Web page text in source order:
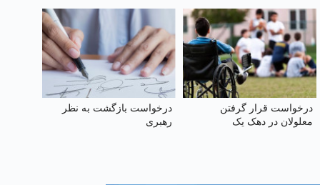
درخواست قرار گرفتن
معلولان در دهک یک
درخواست بازگشت به نظر
رهبری